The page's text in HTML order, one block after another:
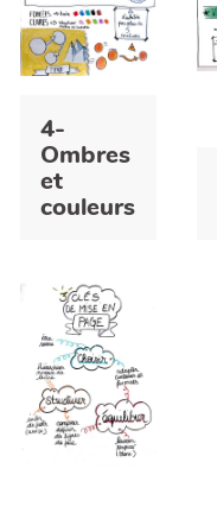
4-
Ombres
et
couleurs